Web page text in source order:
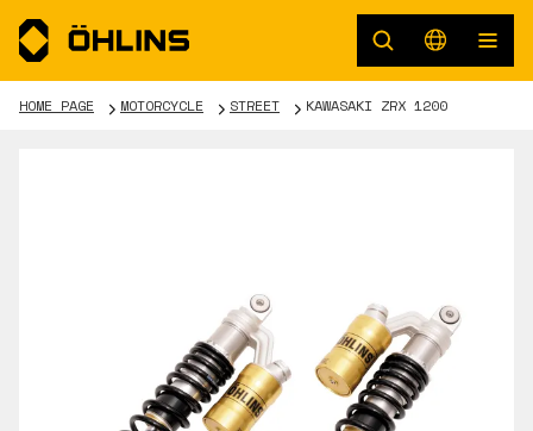
HOME PAGE MOTORCYCLE STREET KAWASAKI ZRX 1200